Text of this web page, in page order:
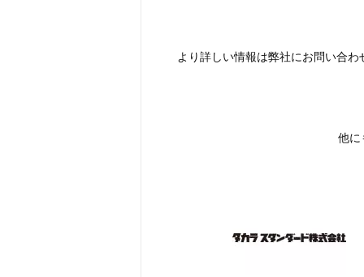
より詳しい情報は弊社にお問い合
他に